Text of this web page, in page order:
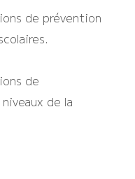
de prévention
de
de la